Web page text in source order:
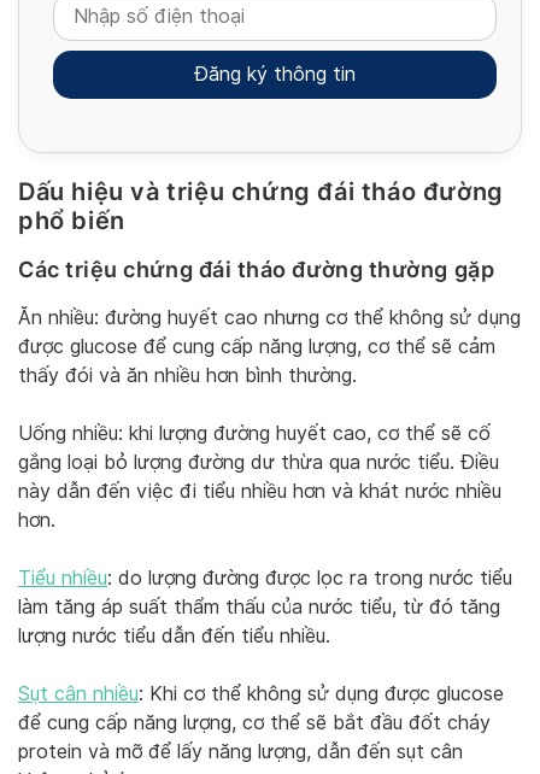
Alternative:
Dấu hiệu và triệu chứng đái tháo đường
phổ biến
Các triệu chứng đái tháo đường thường gặp
Ăn nhiều: đường huyết cao nhưng cơ thể không sử dụng
được glucose để cung cấp năng lượng, cơ thể sẽ cảm
thấy đói và ăn nhiều hơn bình thường.
Uống nhiều: khi lượng đường huyết cao, cơ thể sẽ cố
gắng loại bỏ lượng đường dư thừa qua nước tiểu. Điều
này dẫn đến việc đi tiểu nhiều hơn và khát nước nhiều
hơn.
Tiểu nhiều: do lượng đường được lọc ra trong nước tiểu
làm tăng áp suất thẩm thấu của nước tiểu, từ đó tăng
lượng nước tiểu dẫn đến tiểu nhiều.
Sụt cân nhiều: Khi cơ thể không sử dụng được glucose
để cung cấp năng lượng, cơ thể sẽ bắt đầu đốt cháy
protein và mỡ để lấy năng lượng, dẫn đến sụt cân